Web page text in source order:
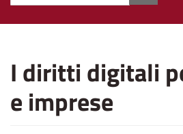
contenuto
principale
I diritti digitali
e imprese